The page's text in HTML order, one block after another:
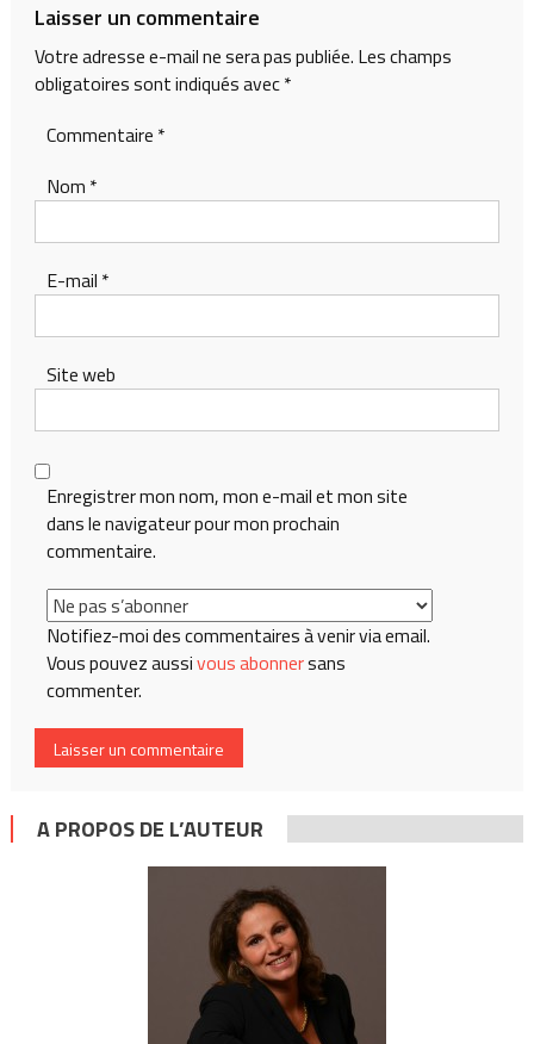
Laisser un commentaire
Votre adresse e-mail ne sera pas publiée. Les champs
obligatoires sont indiqués avec*
Commentaire *
Nom *
E-mail *
Site web
Enregistrer mon nom, mon e-mail et mon site
dans le navigateur pour mon prochain
commentaire.
Notifiez-moi des commentaires à venir via email.
Vous pouvez aussivous abonnersans
commenter.
A PROPOS DE L’AUTEUR